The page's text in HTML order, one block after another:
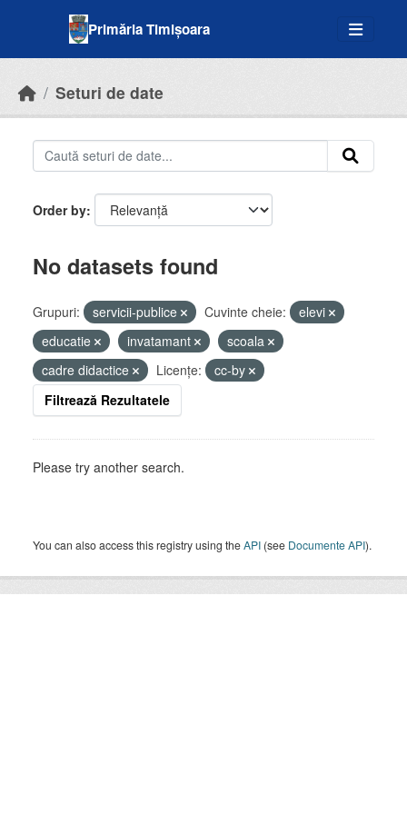
Primăria Timișoara
Seturi de date
Order by
No datasets found
Grupuri: servicii-publice Cuvinte cheie:
elevi
educatie
invatamant
scoala
cadre didactice
Licenţe:
cc-by
Filtrează Rezultatele
Please try another search.
You can also access this registry using theAPI (see Documente API).